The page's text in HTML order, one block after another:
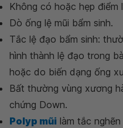
Không có hoặc hẹp
Dò ống lệ mũi bẩm sinh.
Tắc lệ đạo bẩm sinh:
hình thành lệ đạo trong
hoặc do biến dạng ống
Bất thường vùng xương
chứng Down.
Polyp mũi làm tắc